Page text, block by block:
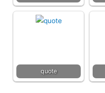
quote